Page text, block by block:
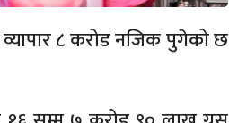
व्यापार ८ करोड नजिक पुगेको छ